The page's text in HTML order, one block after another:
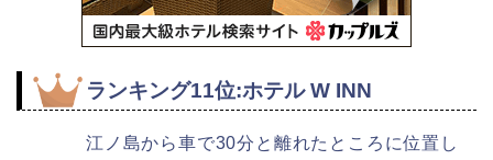
ランキング11位:ホテル W INN
江ノ島から車で30分と離れたところに位置し